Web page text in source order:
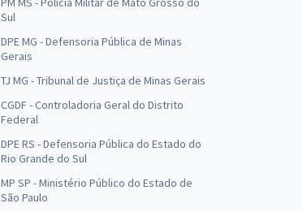
Sul
DPE MG - Defensoria Pública de Minas
Gerais
TJ MG - Tribunal de Justiça de Minas Gerais
CGDF - Controladoria Geral do Distrito
Federal
DPE RS - Defensoria Pública do Estado do
Rio Grande do Sul
MP SP - Ministério Público do Estado de
São Paulo